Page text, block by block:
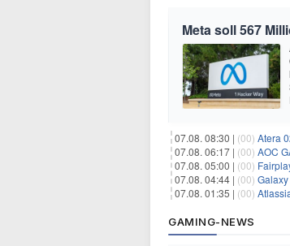
Meta soll 567
07.08. 08:30 | (00) Atera
07.08. 06:17 | (00) AOC
07.08. 05:00 | (00)
07.08. 04:44 | (00)
07.08. 01:35 | (00)
GAMING-NEWS